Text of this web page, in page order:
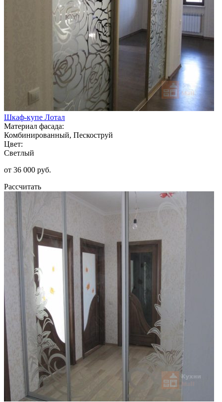
Шкаф-купе Лотал
Материал фасада:
Комбинированный, Пескоструй
Цвет:
Светлый
от 36 000 руб.
Рассчитать